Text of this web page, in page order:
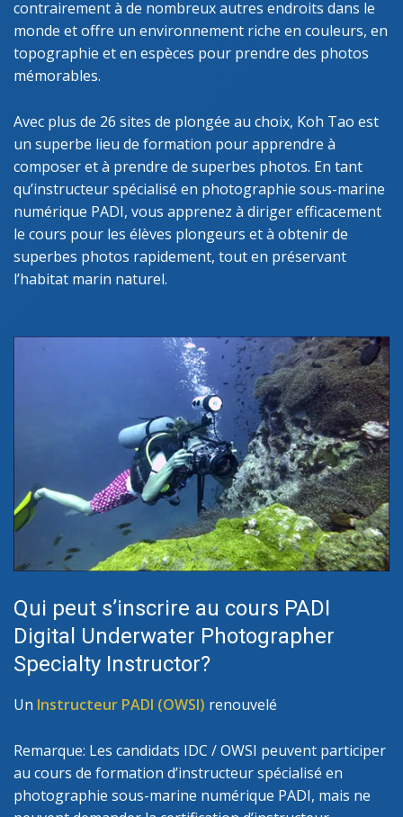
contrairement à de nombreux autres endroits dans le
monde et offre un environnement riche en couleurs, en
topographie et en espèces pour prendre des photos
mémorables.
Avec plus de 26 sites de plongée au choix, Koh Tao est
un superbe lieu de formation pour apprendre à
composer et à prendre de superbes photos. En tant
qu’instructeur spécialisé en photographie sous-marine
numérique PADI, vous apprenez à diriger efficacement
le cours pour les élèves plongeurs et à obtenir de
superbes photos rapidement, tout en préservant
l’habitat marin naturel.
Qui peut s’inscrire au cours PADI
Digital Underwater Photographer
Specialty Instructor?
Un Instructeur PADI (OWSI) renouvelé
Remarque: Les candidats IDC / OWSI peuvent participer
au cours de formation d’instructeur spécialisé en
photographie sous-marine numérique PADI, mais ne